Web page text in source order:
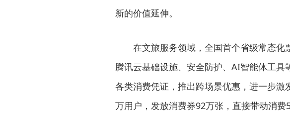
新的价值延伸。
在文旅服务领域，全国首个省级常态化
腾讯云基础设施、安全防护、AI智能体工
各类消费凭证，推出跨场景优惠，进一步
万用户，发放消费券92万张，直接带动消费